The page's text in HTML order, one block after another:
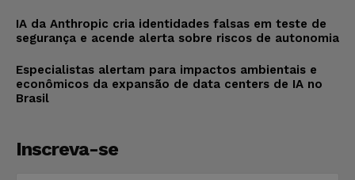
IA da Anthropic cria identidades falsas em teste de
segurança e acende alerta sobre riscos de autonomia
Especialistas alertam para impactos ambientais e
econômicos da expansão de data centers de IA no
Brasil
Inscreva-se